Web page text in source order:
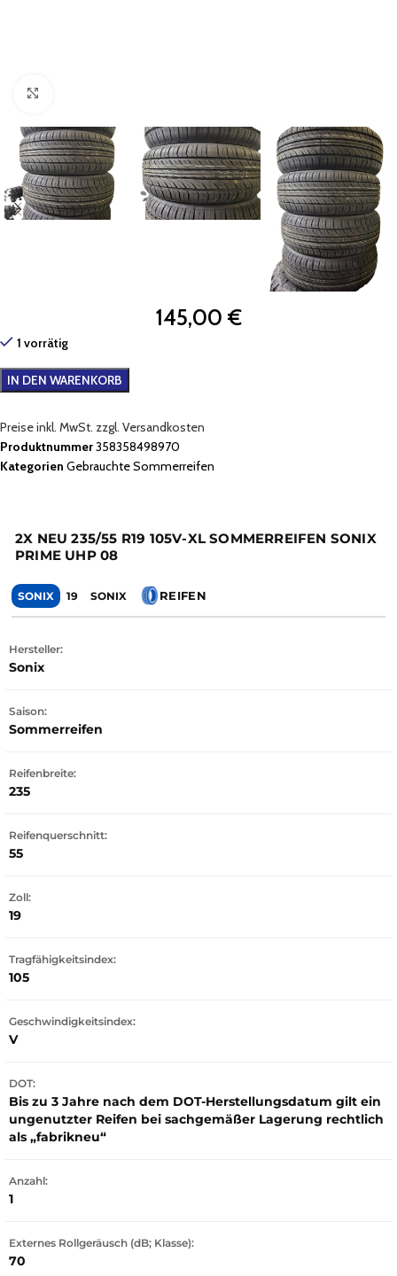
145,00 €
1 vorrätig
IN DEN WARENKORB
Preise inkl. MwSt. zzgl. Versandkosten
Produktnummer358358498970
Kategorien Gebrauchte Sommerreifen
2X NEU 235/55 R19 105V-XL SOMMERREIFEN SONIX
PRIME UHP 08
SONIX 19 SONIX REIFEN
Hersteller:
Sonix
Saison:
Sommerreifen
Reifenbreite:
235
Reifenquerschnitt:
55
Zoll:
19
Tragfähigkeitsindex:
105
Geschwindigkeitsindex:
V
DOT:
Bis zu 3 Jahre nach dem DOT-Herstellungsdatum gilt ein
ungenutzter Reifen bei sachgemäßer Lagerung rechtlich
als „fabrikneu“
Anzahl:
1
Externes Rollgeräusch (dB; Klasse):
70